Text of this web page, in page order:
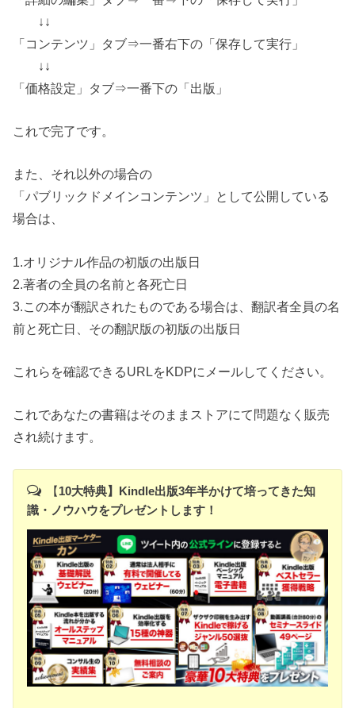
↓↓
「コンテンツ」タブ⇒一番右下の「保存して実行」
↓↓
「価格設定」タブ⇒一番下の「出版」
これで完了です。
また、それ以外の場合の
「パブリックドメインコンテンツ」として公開している
場合は、
1.オリジナル作品の初版の出版日
2.著者の全員の名前と各死亡日
3.この本が翻訳されたものである場合は、翻訳者全員の名
前と死亡日、その翻訳版の初版の出版日
これらを確認できるURLをKDPにメールしてください。
これであなたの書籍はそのままストアにて問題なく販売
され続けます。
【10大特典】Kindle出版3年半かけて培ってきた知
識・ノウハウをプレゼントします！